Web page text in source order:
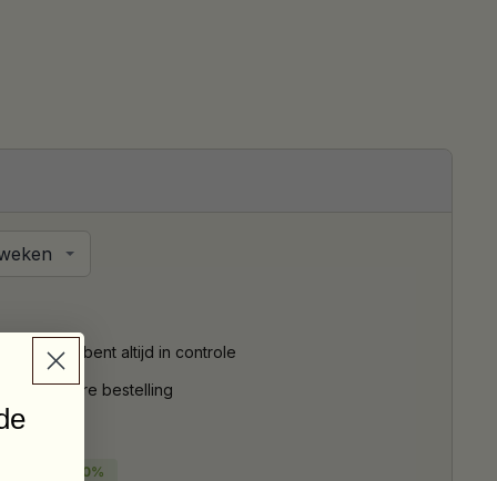
je bent altijd in controle
voor iedere bestelling
10%